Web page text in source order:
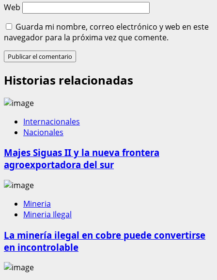
Web
Guarda mi nombre, correo electrónico y web en este
navegador para la próxima vez que comente.
Historias relacionadas
Internacionales
Nacionales
Majes Siguas II y la nueva frontera
agroexportadora del sur
Mineria
Mineria Ilegal
La minería ilegal en cobre puede convertirse
en incontrolable